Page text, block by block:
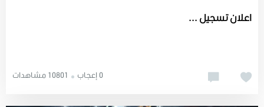
اعلان تسجيل ...
10801 مشاهدات 0 إعجاب